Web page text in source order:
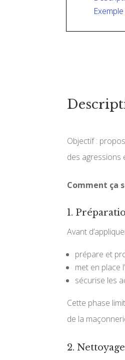
Objectif :
des agressions
Comment ça
1.
Avant
prépare et
met en place
sécurise les
Cette phase
de la
2.